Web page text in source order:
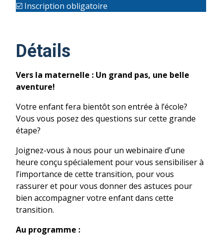
☑️ Inscription obligatoire
Détails
Vers la maternelle : Un grand pas, une belle
aventure!
Votre enfant fera bientôt son entrée à l’école?
Vous vous posez des questions sur cette grande
étape?
Joignez-vous à nous pour un webinaire d’une
heure conçu spécialement pour vous sensibiliser à
l’importance de cette transition, pour vous
rassurer et pour vous donner des astuces pour
bien accompagner votre enfant dans cette
transition.
Au programme :